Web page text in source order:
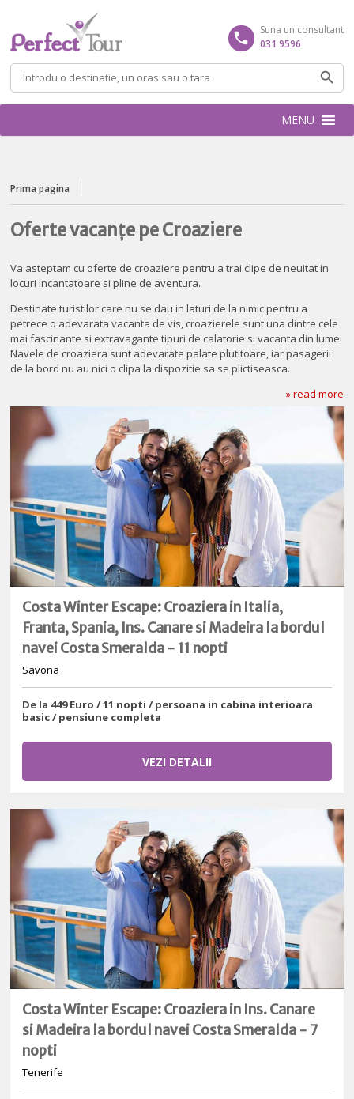
Caută
după:
Suna un consultant
031 9596
MENU
Prima pagina
Oferte vacanțe pe Croaziere
Va asteptam cu oferte de croaziere pentru a trai clipe de neuitat in
locuri incantatoare si pline de aventura.
Destinate turistilor care nu se dau in laturi de la nimic pentru a
petrece o adevarata vacanta de vis, croazierele sunt una dintre cele
mai fascinante si extravagante tipuri de calatorie si vacanta din lume.
Navele de croaziera sunt adevarate palate plutitoare, iar pasagerii
de la bord nu au nici o clipa la dispozitie sa se plictiseasca.
» read more
Costa Winter Escape: Croaziera in Italia,
Franta, Spania, Ins. Canare si Madeira la bordul
navei Costa Smeralda - 11 nopti
Savona
De la 449 Euro / 11 nopti / persoana in cabina interioara
basic / pensiune completa
VEZI DETALII
Costa Winter Escape: Croaziera in Ins. Canare
si Madeira la bordul navei Costa Smeralda - 7
nopti
Tenerife